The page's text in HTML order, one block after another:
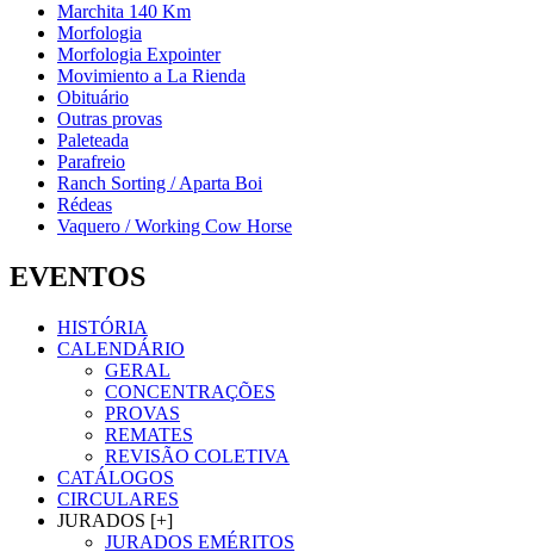
Marchita 140 Km
Morfologia
Morfologia Expointer
Movimiento a La Rienda
Obituário
Outras provas
Paleteada
Parafreio
Ranch Sorting / Aparta Boi
Rédeas
Vaquero / Working Cow Horse
EVENTOS
HISTÓRIA
CALENDÁRIO
GERAL
CONCENTRAÇÕES
PROVAS
REMATES
REVISÃO COLETIVA
CATÁLOGOS
CIRCULARES
JURADOS [+]
JURADOS EMÉRITOS